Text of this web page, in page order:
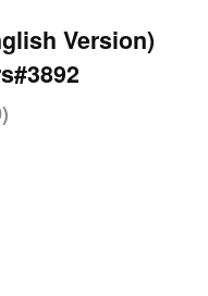
Version)